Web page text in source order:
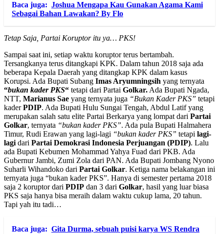
Baca juga: Joshua Mengapa Kau Gunakan Agama Kami
Sebagai Bahan Lawakan? By Flo
Tetap Saja, Partai Koruptor itu ya… PKS!
Sampai saat ini, setiap waktu koruptor terus bertambah.
Tersangkanya terus ditangkapi KPK. Dalam tahun 2018 saja ada
beberapa Kepala Daerah yang ditangkap KPK dalam kasus
Korupsi. Ada Bupati Subang Imas Aryumningsih yang ternyata
“bukan kader PKS“ tetapi dari Partai Golkar. Ada Bupati Ngada,
NTT, Marianus Sae yang ternyata juga “Bukan Kader PKS” tetapi
kaderPDIP. Ada Bupati Hulu Sungai Tengah, Abdul Latif yang
merupakan salah satu elite Partai Berkarya yang lompat dari Partai
Golkar, ternyata “bukan kader PKS”. Ada pula Bupati Halmahera
Timur, Rudi Erawan yang lagi-lagi “bukan kader PKS” tetapi lagi-
lagi dari Partai Demokrasi Indonesia Perjuangan (PDIP). Lalu
ada Bupati Kebumen Mohammad Yahya Fuad dari PKB. Ada
Gubernur Jambi, Zumi Zola dari PAN. Ada Bupati Jombang Nyono
Suharli Wihandoko dari Partai Golkar. Ketiga nama belakangan ini
ternyata juga “bukan kader PKS”. Hanya di semester pertama 2018
saja 2 koruptor dari PDIP dan 3 dari Golkar, hasil yang luar biasa
PKS saja hanya bisa meraih dalam waktu cukup lama, 20 tahun.
Tapi yah itu tadi…
Baca juga: Gita Durma, sebuah puisi karya WS Rendra